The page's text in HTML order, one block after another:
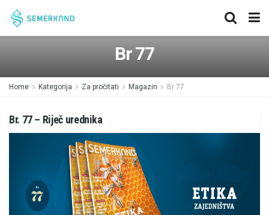
Br 77
Home Kategorija Za pročitati Magazin Br 77
Br. 77 – Riječ urednika